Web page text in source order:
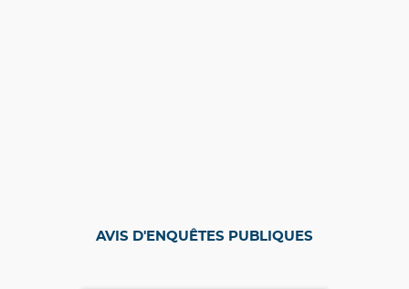
AVIS D'ENQUÊTES PUBLIQUES